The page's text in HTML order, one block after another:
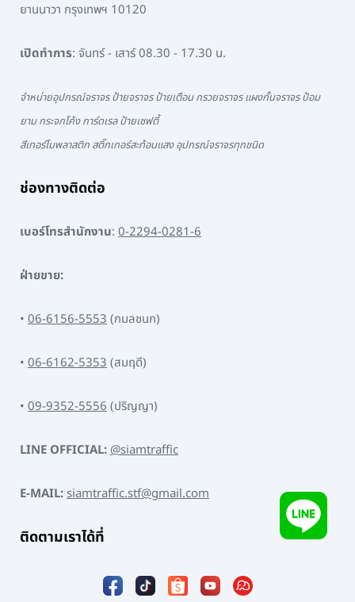
ยานนาวา กรุงเทพฯ 10120
เปิดทำการ: จันทร์ - เสาร์ 08.30 - 17.30 น.
จำหน่ายอุปกรณ์จราจร ป้ายจราจร ป้ายเตือน กรวยจราจร แผงกั้นจราจร ป้อม
ยาม กระจกโค้ง การ์ดเรล ป้ายเซฟตี้
สีเทอร์โมพลาสติก สติ๊กเกอร์สะท้อนแสง อุปกรณ์จราจรทุกชนิด
ช่องทางติดต่อ
เบอร์โทรสำนักงาน: 0-2294-0281-6
ฝ่ายขาย:
• 06-6156-5553(กมลชนก)
• 06-6162-5353(สมฤดี)
• 09-9352-5556(ปริญญา)
LINE OFFICIAL:@siamtraffic
E-MAIL:siamtraffic.stf@gmail.com
ติดตามเราได้ที่